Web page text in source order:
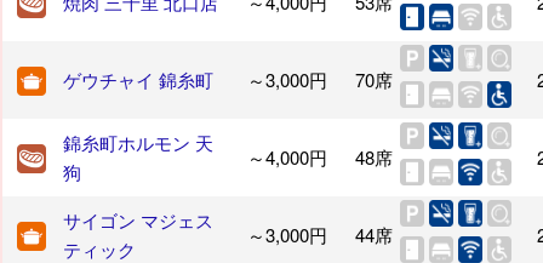
ゲウチャイ 錦糸町 ～3,000円 70席
錦糸町ホルモン 天
狗
～4,000円 48席
サイゴン マジェス
ティック
～3,000円 44席